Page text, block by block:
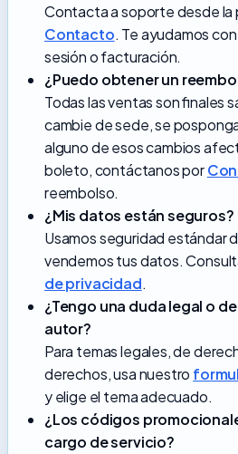
Contacta a soporte desde la
Contacto. Te ayudamos
sesión o facturación.
¿Puedo obtener un
Todas las ventas son finales
cambie de sede, se
alguno de esos cambios
boleto, contáctanos por
reembolso.
¿Mis datos están seguros?
Usamos seguridad estándar
vendemos tus datos.
de privacidad.
¿Tengo una duda legal o
autor?
Para temas legales, de
derechos, usa nuestro
y elige el tema adecuado.
¿Los códigos
cargo de servicio?